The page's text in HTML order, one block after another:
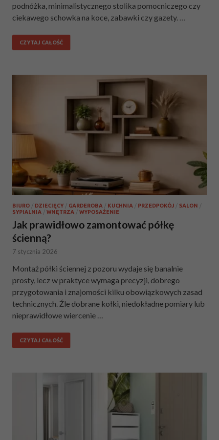
podnóżka, minimalistycznego stolika pomocniczego czy
ciekawego schowka na koce, zabawki czy gazety. …
CZYTAJ CAŁOŚĆ
BIURO / DZIECIĘCY / GARDEROBA / KUCHNIA / PRZEDPOKÓJ / SALON /
SYPIALNIA / WNĘTRZA / WYPOSAŻENIE
Jak prawidłowo zamontować półkę
ścienną?
7 stycznia 2026
Montaż półki ściennej z pozoru wydaje się banalnie
prosty, lecz w praktyce wymaga precyzji, dobrego
przygotowania i znajomości kilku obowiązkowych zasad
technicznych. Źle dobrane kołki, niedokładne pomiary lub
nieprawidłowe wiercenie …
CZYTAJ CAŁOŚĆ